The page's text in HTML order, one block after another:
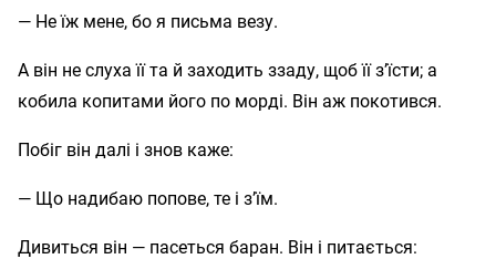
— Не їж мене, бо я письма везу.
А він не слуха її та й заходить ззаду, щоб її з’їсти; а
кобила копитами його по морді. Він аж покотився.
Побіг він далі і знов каже:
— Що надибаю попове, те і з’їм.
Дивиться він — пасеться баран. Він і питається: